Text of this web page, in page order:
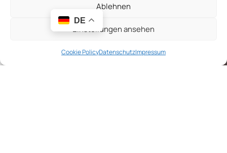
Ablehnen
Einstellungen ansehen
Cookie PolicyDatenschutzImpressum
Cookie-Richtlinie (EU)
DE